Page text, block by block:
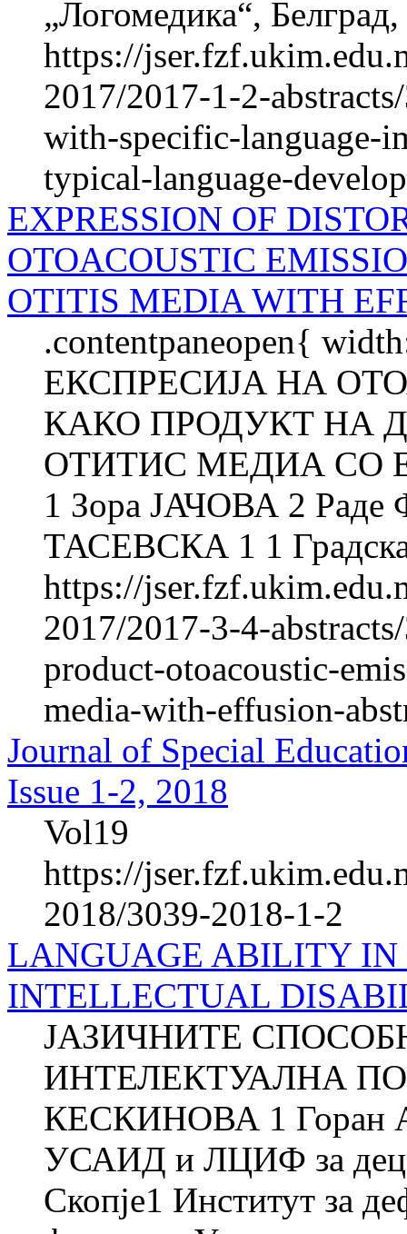
„Логомедика“,
https://
2017/2017-1-2-
with-specific-language-
typical-language-
EXPRESSION OF
OTOACOUSTIC
OTITIS MEDIA WITH
.contentpaneopen{
ЕКСПРЕСИЈА НА
КАКО ПРОДУКТ НА
ОТИТИС МЕДИА СО
1 Зора ЈАЧОВА 2
ТАСЕВСКА 1 1
https://
2017/2017-3-4-
product-otoacoustic-
media-with-effusion-
Journal of Special
Issue 1-2, 2018
Vol19
https://
2018/3039-2018-1-2
LANGUAGE ABILITY IN
INTELLECTUAL
ЈАЗИЧНИТЕ
ИНТЕЛЕКТУАЛНА
КЕСКИНОВА 1 Горан
УСАИД и ЛЦИФ за
Скопје1 Институт за